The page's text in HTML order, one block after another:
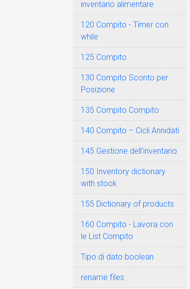
inventario alimentare
120 Compito - Timer con
while
125 Compito
130 Compito Sconto per
Posizione
135 Compito Compito
140 Compito – Cicli Annidati
145 Gestione dell'inventario
150 Inventory dictionary
with stock
155 Dictionary of products
160 Compito - Lavora con
le List Compito
Tipo di dato boolean
rename files